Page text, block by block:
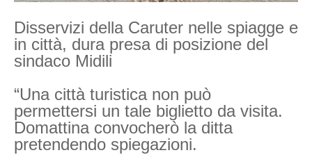
Disservizi della Caruter nelle spiagge e
in città, dura presa di posizione del
sindaco Midili
“Una città turistica non può
permettersi un tale biglietto da visita.
Domattina convocherò la ditta
pretendendo spiegazioni.